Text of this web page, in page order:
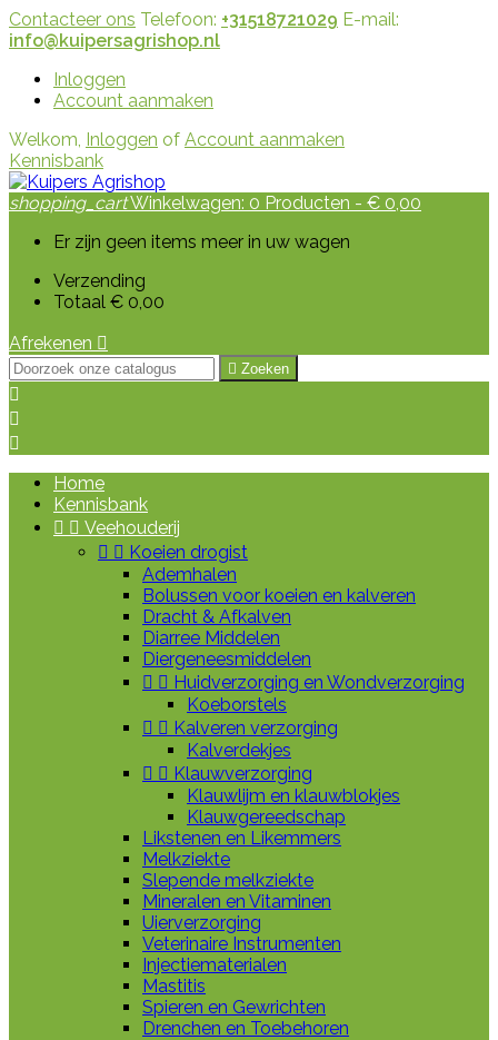
Contacteer ons Telefoon: +31518721029 E-mail:
info@kuipersagrishop.nl
Inloggen
Account aanmaken
Welkom, Inloggen of Account aanmaken
Kennisbank
shopping_cartWinkelwagen: 0 Producten - € 0,00
Er zijn geen items meer in uw wagen
Verzending
Totaal € 0,00
Afrekenen 
 Zoeken



Home
Kennisbank
  Veehouderij
  Koeien drogist
Ademhalen
Bolussen voor koeien en kalveren
Dracht & Afkalven
Diarree Middelen
Diergeneesmiddelen
  Huidverzorging en Wondverzorging
Koeborstels
  Kalveren verzorging
Kalverdekjes
  Klauwverzorging
Klauwlijm en klauwblokjes
Klauwgereedschap
Likstenen en Likemmers
Melkziekte
Slepende melkziekte
Mineralen en Vitaminen
Uierverzorging
Veterinaire Instrumenten
Injectiematerialen
Mastitis
Spieren en Gewrichten
Drenchen en Toebehoren